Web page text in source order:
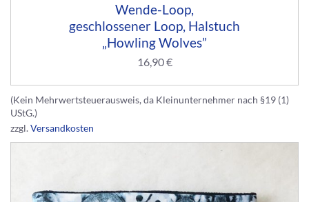
Wende-Loop,
geschlossener Loop, Halstuch
„Howling Wolves”
16,90€
(Kein Mehrwertsteuerausweis, da Kleinunternehmer nach §19 (1)
UStG.)
zzgl.Versandkosten